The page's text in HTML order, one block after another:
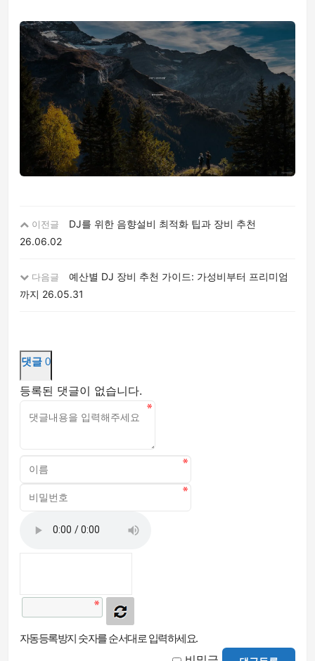
이전글
DJ를 위한 음향설비 최적화 팁과 장비 추천
26.06.02
다음글
예산별 DJ 장비 추천 가이드: 가성비부터 프리미엄
까지 26.05.31
댓글 0
등록된 댓글이 없습니다.
자동등록방지 숫자를 순서대로 입력하세요.